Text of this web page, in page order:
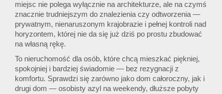
miejsc nie polega wyłącznie na architekturze, ale na czymś
znacznie trudniejszym do znalezienia czy odtworzenia —
prywatnym, nienaruszonym krajobrazie i pełnej kontroli nad
horyzontem, której nie da się już dziś po prostu zbudować
na własną rękę.
To nieruchomość dla osób, które chcą mieszkać piękniej,
spokojniej i bardziej świadomie — bez rezygnacji z
komfortu. Sprawdzi się zarówno jako dom całoroczny, jak i
drugi dom — osobisty azyl na weekendy, dłuższe pobyty